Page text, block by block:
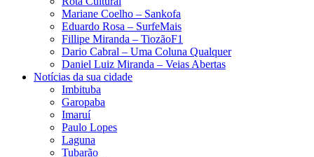
Mariane Coelho – Sankofa
Eduardo Rosa​ – SurfeMais
Fillipe Miranda – TiozãoF1
Dario Cabral – Uma Coluna Qualquer
Daniel Luiz Miranda – Veias Abertas
Notícias da sua cidade
Imbituba
Garopaba
Imaruí
Paulo Lopes
Laguna
Tubarão